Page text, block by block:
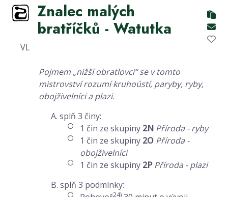
Znalec malých
bratříčků - Watutka
VL
Pojmem „nižší obratlovci“ se v tomto
mistrovství rozumí kruhoústí, paryby, ryby,
obojživelníci a plazi.
A. splň 3 činy:
1 čin ze skupiny 2N Příroda - ryby
1 čin ze skupiny 2O Příroda -
obojživelníci
1 čin ze skupiny 2P Příroda - plazi
B. splň 3 podmínky:
24)